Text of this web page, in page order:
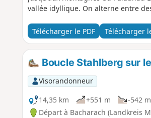
vallée idyllique. On alterne entre
Télécharger le PDF Télécharger
Boucle Stahlberg sur
Visorandonneur
14,35 km
+551 m -542 m
Départ à Bacharach (Landkreis